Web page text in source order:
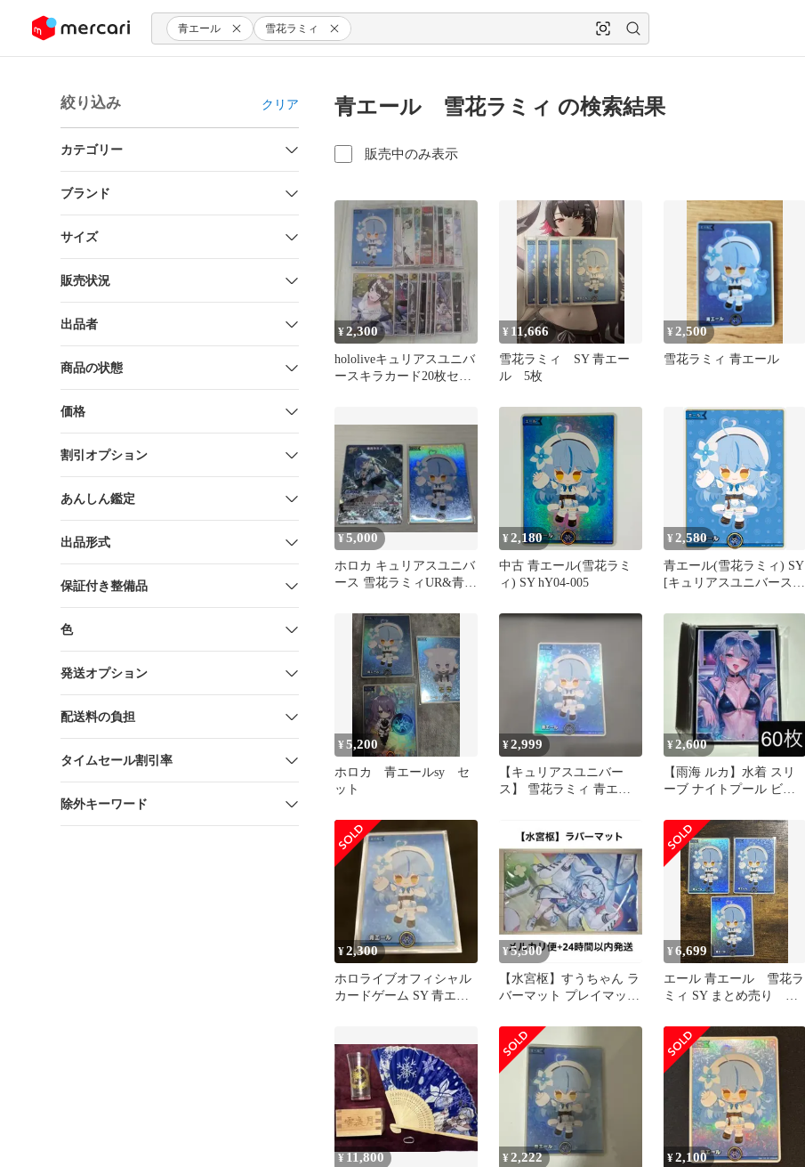
ツにスキップ 青エール 雪花ラミィ
絞り込み クリア
カテゴリー
ブランド
サイズ
販売状況
出品者
商品の状態
価格
割引オプション
あんしん鑑定
出品形式
保証付き整備品
色
発送オプション
配送料の負担
タイムセール割引率
除外キーワード
青エール 雪花ラミィ の検索結果
販売中のみ表示
¥2,300
hololiveキュリアスユニバ
ースキラカード20枚セッ
¥ 11,666
雪花ラミィ SY 青エー
ル 5枚
¥ 2,500
雪花ラミィ 青エール
¥5,000
ホロカ キュリアスユニバ
ース 雪花ラミィUR&青エ
¥2,180
中古 青エール(雪花ラミ
ィ) SY hY04-005
¥ 2,580
青エール(雪花ラミィ) SY
[キュリアスユニバース]
ドゲーム ホロカ
¥5,200
ホロカ 青エールsy セ
ット
¥2,999
【キュリアスユニバー
ス】 雪花ラミィ 青エー
¥2,600
【雨海 ルカ】水着 スリ
ーブ ナイトプール ビキ
¥2,300
ホロライブオフィシャル
カードゲーム SY 青エー
¥5,500
【水宮枢】すうちゃん ラ
バーマット プレイマット
青
¥6,699
エール 青エール 雪花ラ
ミィ SY まとめ売り キ
¥ 11,800 ¥2,222 ¥2,100